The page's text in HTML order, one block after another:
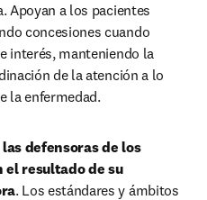
Apoyan a los pacientes
concesiones cuando
interés, manteniendo la
de la atención a lo
la enfermedad.
defensoras de los
el resultado de su
. Los estándares y ámbitos